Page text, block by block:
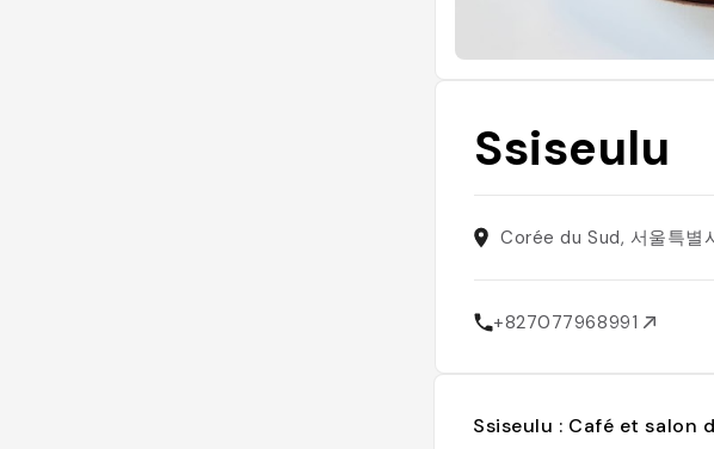
Ssiseulu
Corée du Sud, 서울특
+827077968991
Ssiseulu : Café et salon